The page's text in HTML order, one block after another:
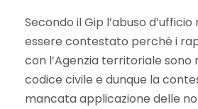
Secondo il Gip l’abuso
essere contestato perché i
con l’Agenzia territoriale sono
codice civile e dunque la
mancata applicazione delle